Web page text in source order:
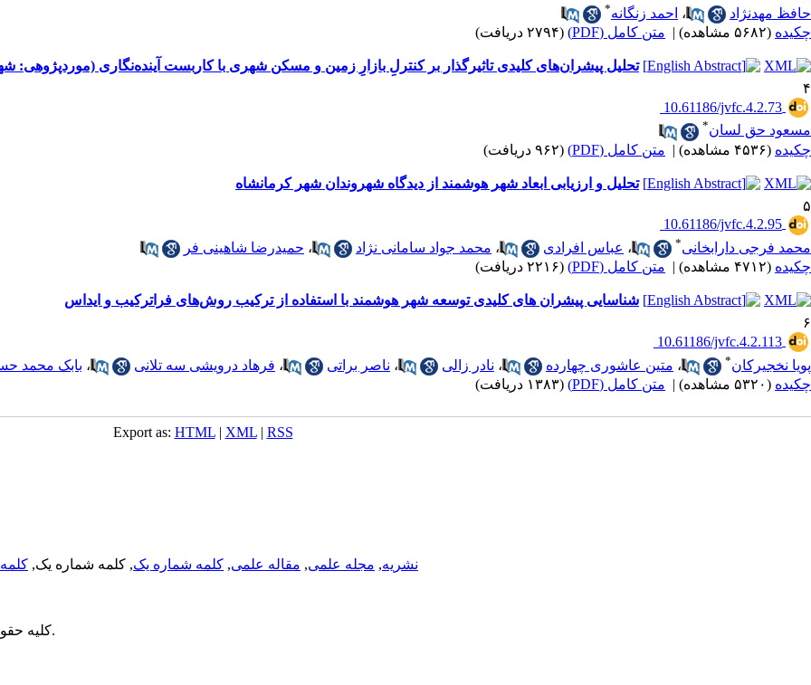
حافظ مهدنژاد
، احمد زنگانه*
چکیده (۵۶۸۲ مشاهده) | متن کامل (PDF) (۲۷۹۴ دریافت)
تحلیل پیشران‌های کلیدی تاثیرگذار بر کنترلِ بازارِ زمین و مسکن شهری با کاربست آینده‌نگاری (موردپژوهی:
۴
‎ 10.61186/jvfc.4.2.73
مسعود حق لسان*
چکیده (۴۵۳۶ مشاهده) | متن کامل (PDF) (۹۶۲ دریافت)
تحلیل و ارزیابی ابعاد شهر هوشمند از دیدگاه شهروندان شهر کرمانشاه
۵
‎ 10.61186/jvfc.4.2.95
محمد فرجی دارابخانی* ، عباس افرادی ، محمد جواد سامانی نژاد ، حمیدرضا شاهینی فر
چکیده (۴۷۱۲ مشاهده) | متن کامل (PDF) (۲۲۱۶ دریافت)
شناسایی پیشران های کلیدی توسعه شهر هوشمند با استفاده از ترکیب روش‌های فراترکیب و ایداس
۶
‎ 10.61186/jvfc.4.2.113
پویا نخجیرکان* ، متین عاشوری چهارده ، نادر زالی ، ناصر براتی ، فرهاد درویشی سه تلانی ، بابک محمد
چکیده (۵۳۲۰ مشاهده) | متن کامل (PDF) (۱۳۸۳ دریافت)
Export as: HTML| XML| RSS
نشریه, مجله علمی, مقاله علمی, کلمه شماره یک, کلمه شماره یک,
کلیهمی باشد.